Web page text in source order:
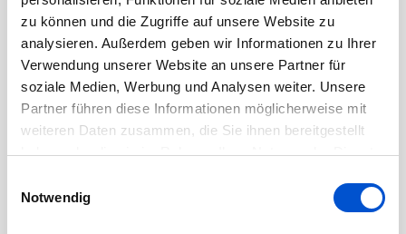
zu können und die Zugriffe auf unsere Website zu
analysieren. Außerdem geben wir Informationen zu Ihrer
Verwendung unserer Website an unsere Partner für
soziale Medien, Werbung und Analysen weiter. Unsere
Partner führen diese Informationen möglicherweise mit
weiteren Daten zusammen, die Sie ihnen bereitgestellt
haben oder die sie im Rahmen Ihrer Nutzung der Dienste
Notwendig
August 2020
Juli 2020
Juni 2020
Mai 2020
April 2020
März 2020